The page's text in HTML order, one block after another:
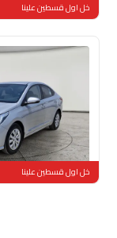
خل اول قسطين علينا
مستعملة 80,479 كم
خل اول قسطين علينا